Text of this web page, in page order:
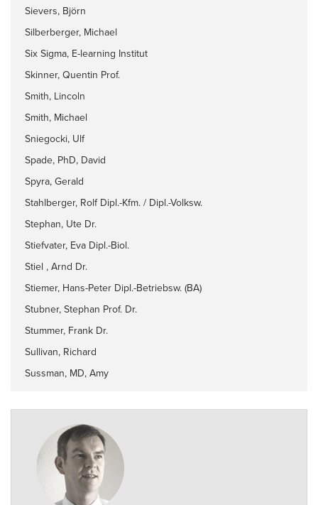
Sievers, Björn
Silberberger, Michael
Six Sigma, E-learning Institut
Skinner, Quentin Prof.
Smith, Lincoln
Smith, Michael
Sniegocki, Ulf
Spade, PhD, David
Spyra, Gerald
Stahlberger, Rolf Dipl.-Kfm. / Dipl.-Volksw.
Stephan, Ute Dr.
Stiefvater, Eva Dipl.-Biol.
Stiel , Arnd Dr.
Stiemer, Hans-Peter Dipl.-Betriebsw. (BA)
Stubner, Stephan Prof. Dr.
Stummer, Frank Dr.
Sullivan, Richard
Sussman, MD, Amy